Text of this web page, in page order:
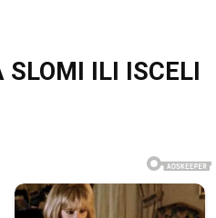
SLOMI ILI ISCELI